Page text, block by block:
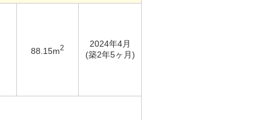
88.15m2
2024年4月
(築2年5ヶ月)